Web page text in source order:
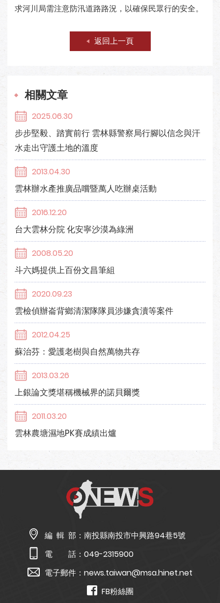
求河川局需注意防汛道路路況，以確保民眾行的安全。
返回上一頁
相關文章
2025.06.30
步步堅毅、踏實前行 雲林縣警察局行腳以信念與汗
水走出守護土地的溫度
2013.04.30
雲林辦水產推廣品嚐暨萬人吃辦桌活動
2016.12.20
台大雲林分院 化安寧沙漠為綠洲
2008.05.20
斗六媽提供上百份文昌筆組
2020.09.23
雲檢偵辦崙背鄉清潔隊隊員涉嫌貪瀆等案件
2012.04.25
蘇治芬：愛護老樹與自然萬物共存
2013.03.26
上銀論文獎堪稱機械界的諾貝爾獎
2011.03.20
雲林農塘濕地PK賽成績出爐
編 輯 部： 南投縣南投市中興路94巷5號
電 話： 049-2315900
電子郵件： news.taiwan@msa.hinet.net
FB粉絲團